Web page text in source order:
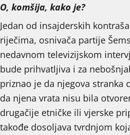
O, komšija, kako je?
Jedan od insajderskih
riječima, osnivača partije
nedavnom televizijskom
bude prihvatljiva i za
priznao je da njegova stranka
da njena vrata nisu bila
drugačije etničke ili vjerske
takođe dosoljava tvrdnjom